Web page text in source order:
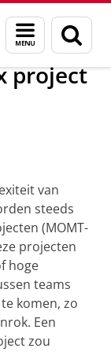
Menu
en
zoeken
project
van
steeds
(MOMT-
projecten
hoge
teams
komen, zo
Een
zou